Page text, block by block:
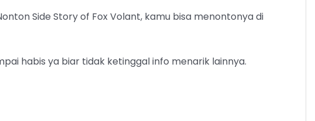
Side Story of Fox Volant, kamu bisa menontonya di
habis ya biar tidak ketinggal info menarik lainnya.